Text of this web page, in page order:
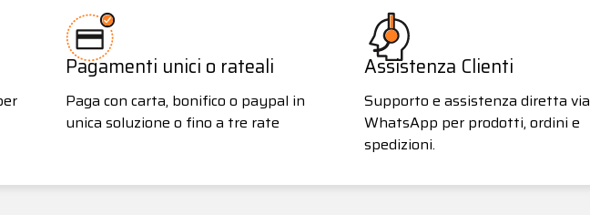
Pagamenti unici o rateali
Paga con carta, bonifico o paypal in
unica soluzione o fino a tre rate
Assistenza Clienti
Supporto e assistenza diretta via
WhatsApp per prodotti, ordini e
spedizioni.